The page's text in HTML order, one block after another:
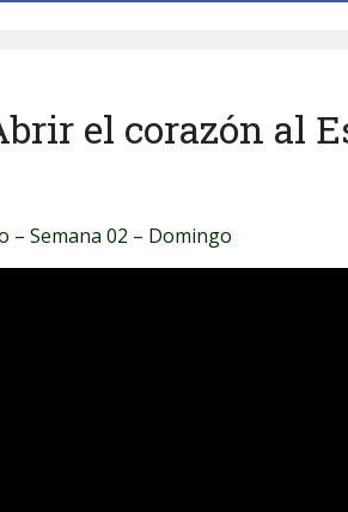
el corazón al
– Semana 02 – Domingo